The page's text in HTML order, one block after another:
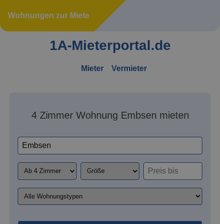
Wohnungen zur Miete
1A-Mieterportal.de
Mieter Vermieter
4 Zimmer Wohnung Embsen mieten